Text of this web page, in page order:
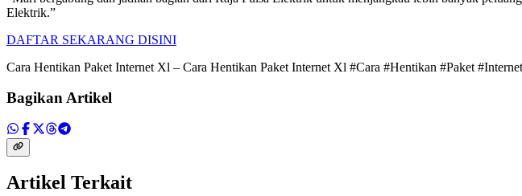
Elektrik.”
DAFTAR SEKARANG DISINI
Cara Hentikan Paket Internet Xl – Cara Hentikan Paket Internet Xl #Cara #Hentikan #Paket #Internet
Bagikan Artikel
Artikel Terkait